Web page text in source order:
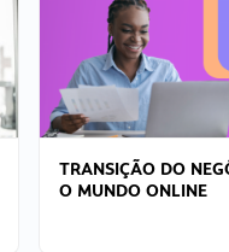
TRANSIÇÃO DO
O MUNDO ONLINE